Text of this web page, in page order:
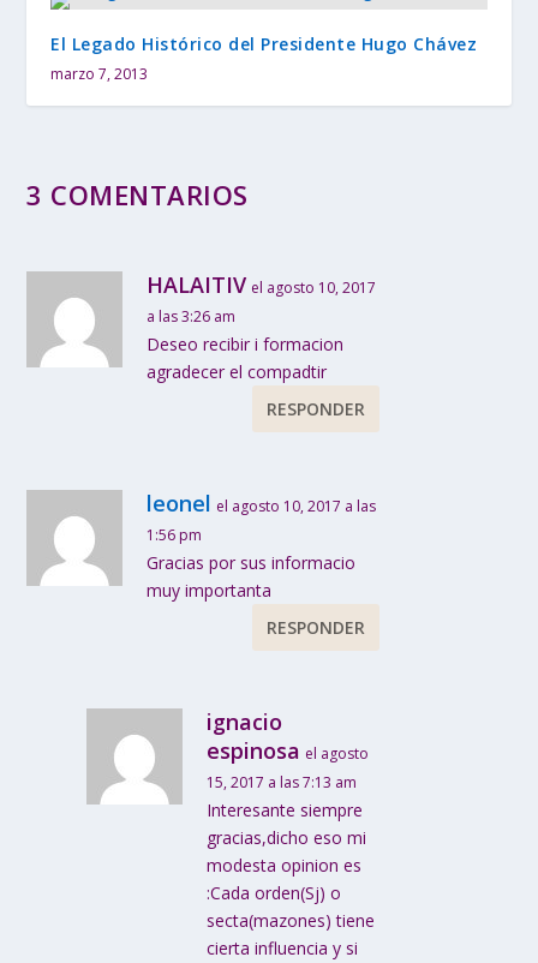
El Legado Histórico del Presidente Hugo Chávez
marzo 7, 2013
3 COMENTARIOS
HALAITIV el agosto 10, 2017
a las 3:26 am
Deseo recibir i formacion
agradecer el compadtir
RESPONDER
leonel el agosto 10, 2017 a las
1:56 pm
Gracias por sus informacio
muy importanta
RESPONDER
ignacio
espinosa el agosto
15, 2017 a las 7:13 am
Interesante siempre
gracias,dicho eso mi
modesta opinion es
:Cada orden(Sj) o
secta(mazones) tiene
cierta influencia y si